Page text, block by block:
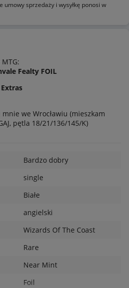
umowy sprzedaży i wysyłkę ponosi w
Fealty FOIL
we Wrocławiu (mieszkam
pętla 18/21/136/145/K)
Bardzo dobry
single
Białe
angielski
Wizards Of The Coast
Rare
Near Mint
Foil